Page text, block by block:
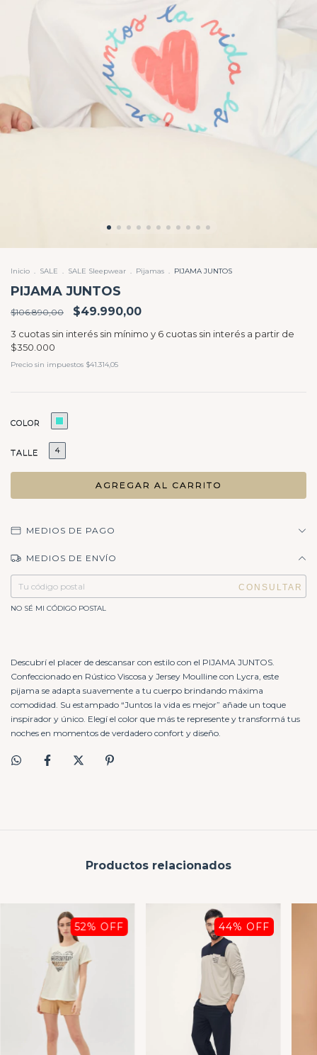
Inicio . SALE . SALE Sleepwear . Pijamas . PIJAMA JUNTOS
PIJAMA JUNTOS
$106.890,00 $49.990,00
Precio sin impuestos $41.314,05
COLOR
TALLE 4
MEDIOS DE PAGO
MEDIOS DE ENVÍO
Entregas para el CP: CAMBIAR CP
NO SÉ MI CÓDIGO POSTAL
Descubrí el placer de descansar con estilo con el PIJAMA JUNTOS.
Confeccionado en Rústico Viscosa y Jersey Moulline con Lycra, este
pijama se adapta suavemente a tu cuerpo brindando máxima
comodidad. Su estampado “Juntos la vida es mejor” añade un toque
inspirador y único. Elegí el color que más te represente y transformá tus
noches en momentos de verdadero confort y diseño.
Productos relacionados
52% OFF 44% OFF